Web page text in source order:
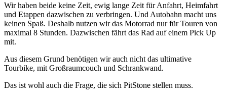
Wir haben beide keine Zeit, ewig lange Zeit für Anfahrt, Heimfahrt
und Etappen dazwischen zu verbringen. Und Autobahn macht uns
keinen Spaß. Deshalb nutzen wir das Motorrad nur für Touren von
maximal 8 Stunden. Dazwischen fährt das Rad auf einem Pick Up
mit.
Aus diesem Grund benötigen wir auch nicht das ultimative
Tourbike, mit Großraumcouch und Schrankwand.
Das ist wohl auch die Frage, die sich PitStone stellen muss.